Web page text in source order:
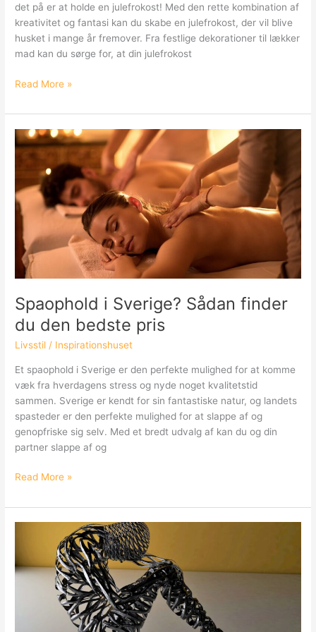
det på er at holde en julefrokost! Med den rette kombination af
kreativitet og fantasi kan du skabe en julefrokost, der vil blive
husket i mange år fremover. Fra festlige dekorationer til lækker
mad kan du sørge for, at din julefrokost
Kreative
til
en
sjov
mindeværdig
julefrokost
Read More »
Spaophold i Sverige? Sådan finder
du den bedste pris
Livsstil / Inspirationshuset
Et spaophold i Sverige er den perfekte mulighed for at komme
væk fra hverdagens stress og nyde noget kvalitetstid
sammen. Sverige er kendt for sin fantastiske natur, og landets
spasteder er den perfekte mulighed for at slappe af og
genopfriske sig selv. Med et bredt udvalg af kan du og din
partner slappe af og
Spaophold
Sverige?
Sådan
den
Read More »